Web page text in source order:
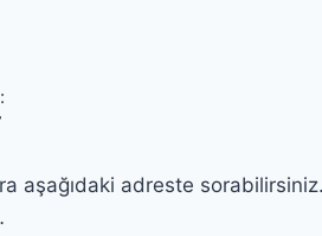
aşağıdaki adreste